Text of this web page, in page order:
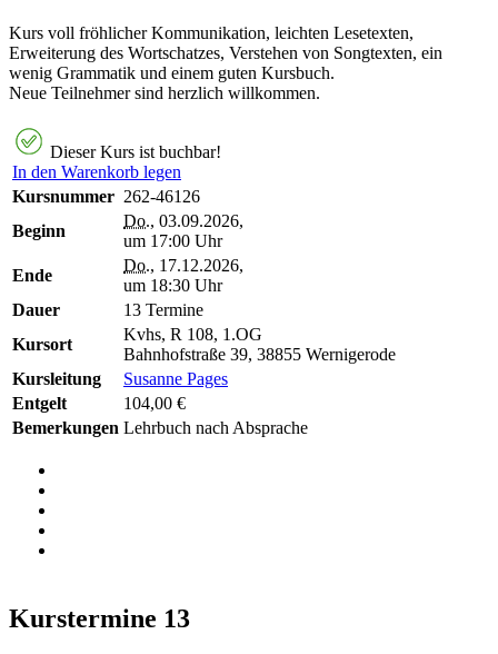
Kurs voll fröhlicher Kommunikation, leichten Lesetexten,
Erweiterung des Wortschatzes, Verstehen von Songtexten, ein
wenig Grammatik und einem guten Kursbuch.
Neue Teilnehmer sind herzlich willkommen.
Dieser Kurs ist buchbar!
In den Warenkorb legen
Kursnummer 262-46126
Beginn
Do., 03.09.2026,
um 17:00 Uhr
Ende
Do., 17.12.2026,
um 18:30 Uhr
Dauer
13 Termine
Kursort
Kvhs, R 108, 1.OG
Bahnhofstraße 39, 38855 Wernigerode
Kursleitung
Susanne Pages
Entgelt
104,00 €
Bemerkungen Lehrbuch nach Absprache
Kurstermine 13